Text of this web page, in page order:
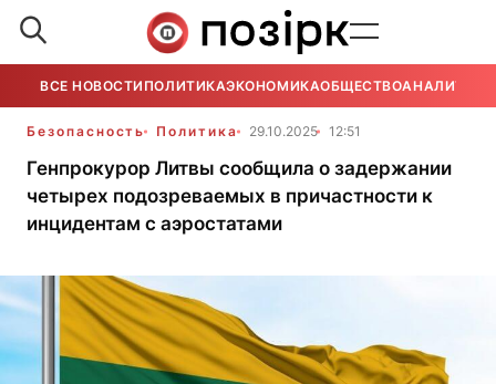
ВСЕ НОВОСТИ ПОЛИТИКАЭКОНОМИКАОБЩЕСТВОАНАЛИТИКА
Безопасность Политика 29.10.2025 12:51
Генпрокурор Литвы сообщила о задержании
четырех подозреваемых в причастности к
инцидентам с аэростатами